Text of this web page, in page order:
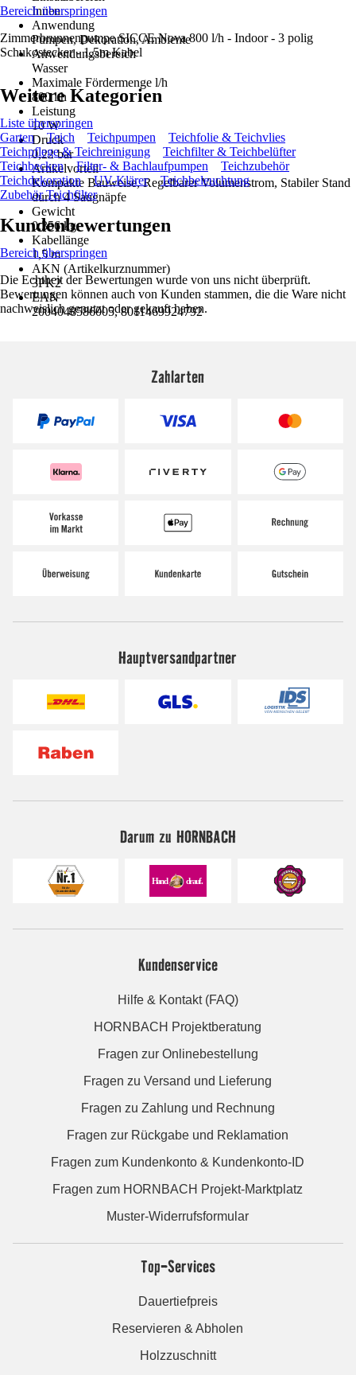
Innen
Anwendung
Pumpen, Dekoration, Ambiente
Anwendungsbereich
Wasser
Maximale Fördermenge l/h
800 l/h
Leistung
10 W
Druck
0,22 bar
Artikelvorteil
Kompakte Bauweise, Regelbarer Volumenstrom, Stabiler Stand
durch 4 Saugnäpfe
Gewicht
0,356 kg
Kabellänge
1,5 m
AKN (Artikelkurznummer)
3PK2
EAN
2004048586005, 8011469924792
Bereich überspringen
Zimmerbrunnenpumpe SICCE Nova 800 l/h - Indoor - 3 polig
Schukostecker - 1,5m Kabel
Weitere Kategorien
Liste überspringen
Garten
Teich Teichpumpen
Teichfolie & Teichvlies
Teichpflege & Teichreinigung
Teichfilter & Teichbelüfter
Teichbecken
Filter- & Bachlaufpumpen
Teichzubehör
Teichdekoration
UV-Klärer
Teichbeleuchtung
Zubehör Teichfilter
Kundenbewertungen
Bereich überspringen
Die Echtheit der Bewertungen wurde von uns nicht überprüft.
Bewertungen können auch von Kunden stammen, die die Ware nicht
nachweislich genutzt oder gekauft haben.
Zahlarten
Hauptversandpartner
Darum zu HORNBACH
Kundenservice
Hilfe & Kontakt (FAQ)
HORNBACH Projektberatung
Fragen zur Onlinebestellung
Fragen zu Versand und Lieferung
Fragen zu Zahlung und Rechnung
Fragen zur Rückgabe und Reklamation
Fragen zum Kundenkonto & Kundenkonto-ID
Fragen zum HORNBACH Projekt-Marktplatz
Muster-Widerrufsformular
Top-Services
Dauertiefpreis
Reservieren & Abholen
Holzzuschnitt